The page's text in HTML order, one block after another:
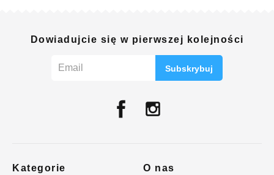
Dowiadujcie się w pierwszej kolejności
Subskrybuj
Kategorie O nas